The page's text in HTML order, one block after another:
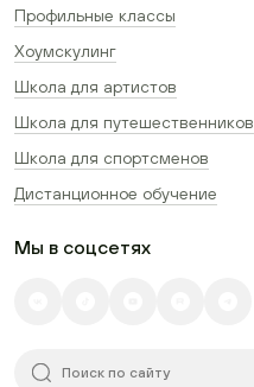
Профильные классы
Хоумскулинг
Школа для артистов
Школа для путешественников
Школа для спортсменов
Дистанционное обучение
Мы в соцсетях